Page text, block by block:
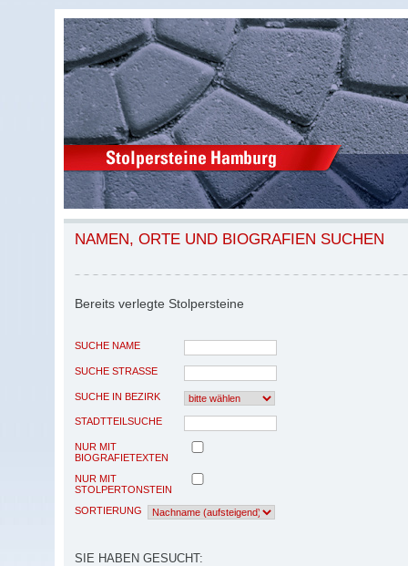
NAMEN, ORTE UND BIOGRAFIEN SUCHEN
Bereits verlegte Stolpersteine
SUCHE NAME
SUCHE STRASSE
SUCHE IN BEZIRK
STADTTEILSUCHE
NUR MIT
BIOGRAFIETEXTEN
NUR MIT
STOLPERTONSTEIN
SORTIERUNG
SIE HABEN GESUCHT: